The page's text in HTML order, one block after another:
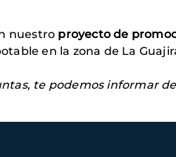
nuestro proyecto de
en la zona de La
te podemos informar